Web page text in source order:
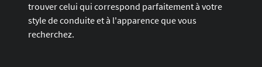
trouver celui qui correspond parfaitement à votre
style de conduite et à l'apparence que vous
recherchez.